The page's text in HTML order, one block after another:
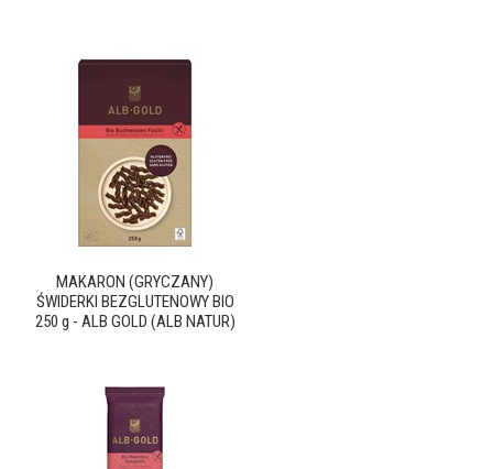
MAKARON (GRYCZANY)
ŚWIDERKI BEZGLUTENOWY BIO
250 g - ALB GOLD (ALB NATUR)